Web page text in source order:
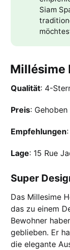
Siam
Millésime
Qualität: 4-
Preis:
Empfehlungen
Lage: 15 Rue
Super
Das Millesime
das zu einem
Bewohner
geblieben. Er
die elegante